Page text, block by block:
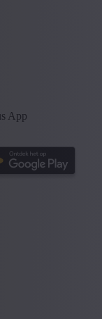
App